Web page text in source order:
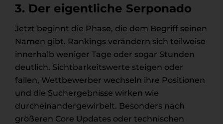
3. Der eigentliche Serponado
Jetzt beginnt die Phase, die dem Begriff seinen
Namen gibt. Rankings verändern sich teilweise
innerhalb weniger Tage oder sogar Stunden
deutlich. Sichtbarkeitswerte steigen oder
fallen, Wettbewerber wechseln ihre Positionen
und die Suchergebnisse wirken wie
durcheinandergewirbelt. Besonders nach
größeren Core Updates oder technischen